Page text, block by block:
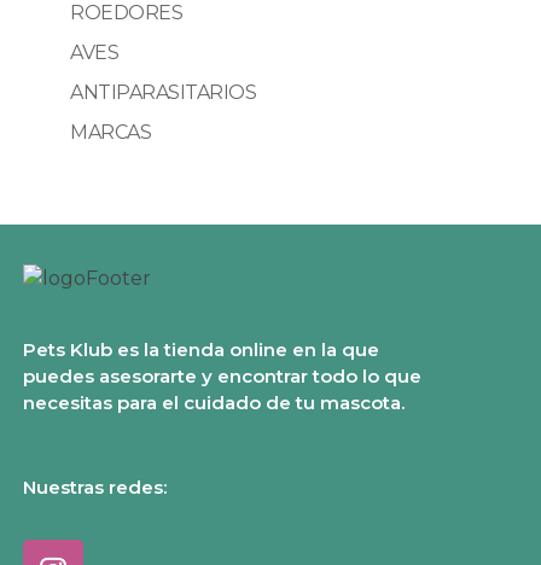
ROEDORES
AVES
ANTIPARASITARIOS
MARCAS
Pets Klub es la tienda online en la que
puedes asesorarte y encontrar todo lo que
necesitas para el cuidado de tu mascota.
Nuestras redes: